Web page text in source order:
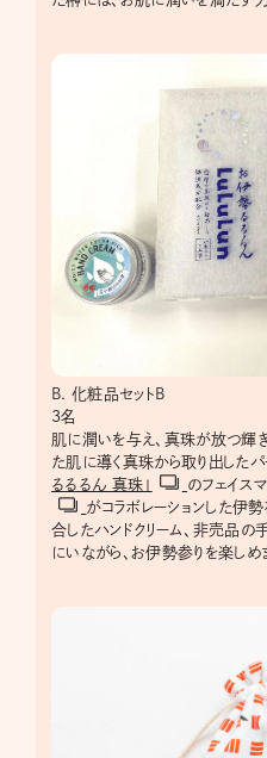
B. 化粧品セットB
3名
肌に潤いを与え、真珠が放つ輝き
た肌に導く真珠から取り出したパ
るるるん 真珠」
のフェイス
がコラボレーションした伊
合したハンドクリーム、非売品の
にいながら、お伊勢参りを楽しめ